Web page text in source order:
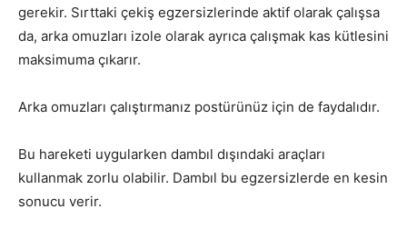
gerekir. Sırttaki çekiş egzersizlerinde aktif olarak çalışsa
da, arka omuzları izole olarak ayrıca çalışmak kas kütlesini
maksimuma çıkarır.
Arka omuzları çalıştırmanız postürünüz için de faydalıdır.
Bu hareketi uygularken dambıl dışındaki araçları
kullanmak zorlu olabilir. Dambıl bu egzersizlerde en kesin
sonucu verir.